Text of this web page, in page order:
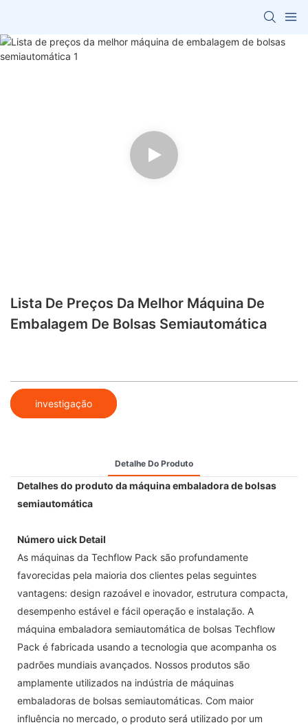
Lista De Preços Da Melhor Máquina De
Embalagem De Bolsas Semiautomática
investigação
Detalhe Do Produto
Detalhes do produto da máquina embaladora de bolsas
semiautomática
Número uick Detail
As máquinas da Techflow Pack são profundamente
favorecidas pela maioria dos clientes pelas seguintes
vantagens: design razoável e inovador, estrutura compacta,
desempenho estável e fácil operação e instalação. A
máquina embaladora semiautomática de bolsas Techflow
Pack é fabricada usando a tecnologia que acompanha os
padrões mundiais avançados. Nossos produtos são
amplamente utilizados na indústria de máquinas
embaladoras de bolsas semiautomáticas. Com maior
influência no mercado, o produto será utilizado por um